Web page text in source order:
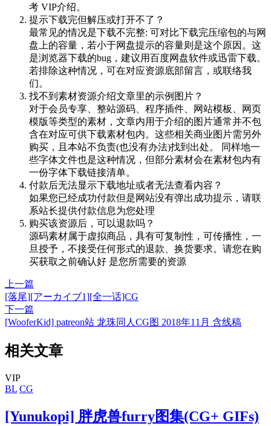
考 VIP介绍。
提示下载完但解压或打开不了？
最常见的情况是下载不完整: 可对比下载完压缩包的与网
盘上的容量，若小于网盘提示的容量则是这个原因。这
是浏览器下载的bug，建议用百度网盘软件或迅雷下载。
若排除这种情况，可在对应资源底部留言，或联络我
们。
找不到素材资源介绍文章里的示例图片？
对于会员专享、整站源码、程序插件、网站模板、网页
模版等类型的素材，文章内用于介绍的图片通常并不包
含在对应可供下载素材包内。这些相关商业图片需另外
购买，且本站不负责(也没有办法)找到出处。 同样地一
些字体文件也是这种情况，但部分素材会在素材包内有
一份字体下载链接清单。
付款后无法显示下载地址或者无法查看内容？
如果您已经成功付款但是网站没有弹出成功提示，请联
系站长提供付款信息为您处理
购买该资源后，可以退款吗？
源码素材属于虚拟商品，具有可复制性，可传播性，一
旦授予，不接受任何形式的退款、换货要求。请您在购
买获取之前确认好 是您所需要的资源
上一篇
[落尾][アーカイブ1][全一话]CG
下一篇
[WooferKid] patreon站 龙珠同人CG图 2018年11月 含线稿
相关文章
VIP
BL CG
[Yunukopi] 胖虎兽furry图集(CG+ GIFs)